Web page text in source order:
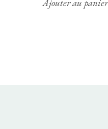
Ajouter au panier